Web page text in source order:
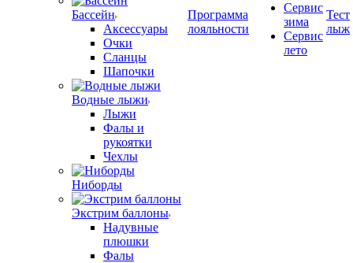
Бассейн
Аксессуары
Очки
Сланцы
Шапочки
Водные лыжи
Лыжи
Фалы и
рукоятки
Чехлы
Ниборды
Экстрим баллоны
Надувные
плюшки
Фалы
Программа
лояльности
Сервис
зима
Сервис
лето
Тест
лыж